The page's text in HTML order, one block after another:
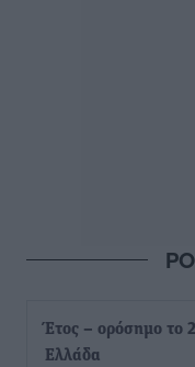
Έτος – ορόσημο το
Ελλάδα